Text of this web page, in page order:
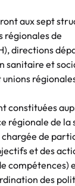
aux sept
régionales de
directions
sanitaire et
unions
constituées
régionale de la
chargée de
et des
compétences)
des